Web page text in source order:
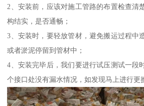
2、安装前，应该对施工管路的布置检查清
构结实，是否通畅；
3、安装时，要轻放管材，避免搬运过程中
或者淤泥停留到管材中；
4、安装完毕后，我们要进行试压测试一段
个接口处没有漏水情况，如发现马上进行更